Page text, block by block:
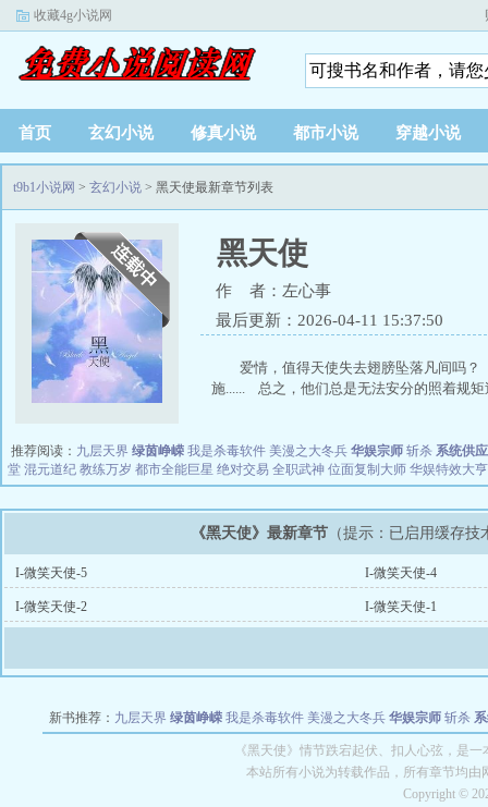
收藏4g小说网
首页 玄幻小说 修真小说 都市小说 穿越小说
t9b1小说网 > 玄幻小说 > 黑天使最新章节列表
黑天使
作 者：左心事
最后更新：2026-04-11 15:37:50
爱情，值得天使失去翅膀坠落凡间吗
施...... 总之，他们总是无法安分的照着规矩
推荐阅读： 九层天界 绿茵峥嵘 我是杀毒软件 美漫之大冬兵 华娱宗师 斩杀 系统供
堂 混元道纪 教练万岁 都市全能巨星 绝对交易 全职武神 位面复制大师 华娱特效大亨
《黑天使》最新章节 （提示：已启用缓存
I-微笑天使-5 I-微笑天使-4
I-微笑天使-2 I-微笑天使-1
新书推荐： 九层天界 绿茵峥嵘 我是杀毒软件 美漫之大冬兵 华娱宗师 斩杀
都市全能巨星 绝对交易 全职武神 位面复
《黑天使》情节跌宕起伏、扣人心弦，是
本站所有小说为转载作品，所有章节均
Copyright ©